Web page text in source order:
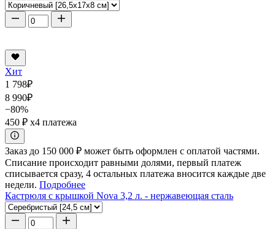
Хит
1 798₽
8 990₽
−80%
450 ₽ x4 платежа
Заказ до 150 000 ₽ может быть оформлен с оплатой частями.
Списание происходит равными долями, первый платеж
списывается сразу, 4 остальных платежа вносится каждые две
недели. Подробнее
Кастрюля с крышкой Nova 3,2 л. - нержавеющая сталь